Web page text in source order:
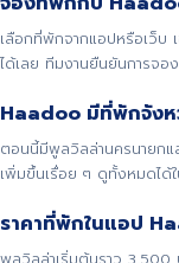
เลือกที่พักจากแอปหรือเว็บ
ได้เลย ทีมงานยืนยันการจอ
Haadoo มีที่พักจังห
ตอนนี้มีพูลวิลล่านครนายกแ
เพิ่มขึ้นเรื่อย ๆ ดูทั้งหมดไ
ราคาที่พักในแอป